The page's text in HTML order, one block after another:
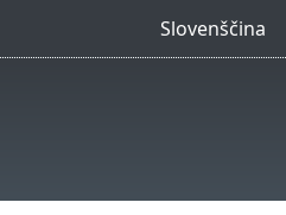
Slovenščina